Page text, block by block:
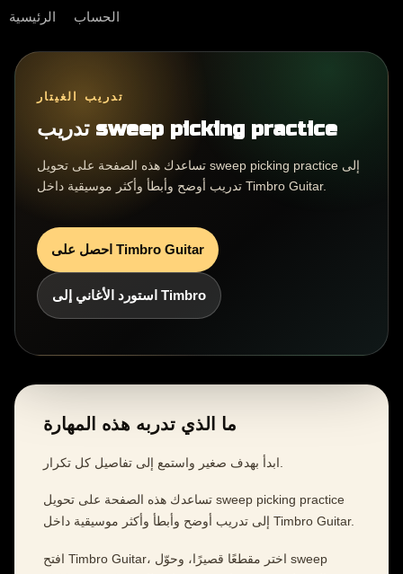
الرئيسية الحساب
تدريب الغيتار
تدريب sweep picking practice
تساعدك هذه الصفحة على تحويل sweep picking practice إلى
تدريب أوضح وأبطأ وأكثر موسيقية داخل Timbro Guitar.
احصل على Timbro Guitar
استورد الأغاني إلى Timbro
ما الذي تدربه هذه المهارة
تساعدك هذه الصفحة على تحويل sweep picking practice
إلى تدريب أوضح وأبطأ وأكثر موسيقية داخل Timbro Guitar.
افتح Timbro Guitar، اختر مقطعًا قصيرًا، وحوّل sweep